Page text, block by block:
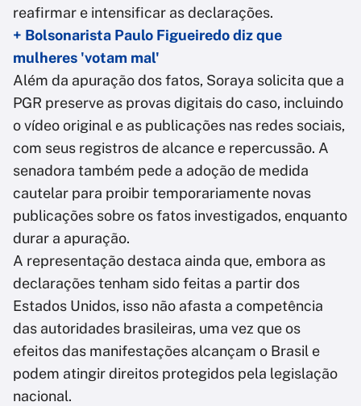
reafirmar e intensificar as declarações.
+ Bolsonarista Paulo Figueiredo diz que
mulheres 'votam mal'
Além da apuração dos fatos, Soraya solicita que a
PGR preserve as provas digitais do caso, incluindo
o vídeo original e as publicações nas redes sociais,
com seus registros de alcance e repercussão. A
senadora também pede a adoção de medida
cautelar para proibir temporariamente novas
publicações sobre os fatos investigados, enquanto
durar a apuração.
A representação destaca ainda que, embora as
declarações tenham sido feitas a partir dos
Estados Unidos, isso não afasta a competência
das autoridades brasileiras, uma vez que os
efeitos das manifestações alcançam o Brasil e
podem atingir direitos protegidos pela legislação
nacional.